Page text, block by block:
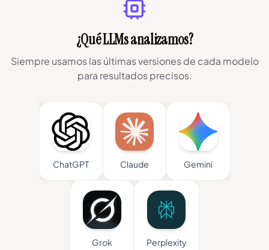
¿Qué LLMs analizamos?
Siempre usamos las últimas versiones de cada modelo
para resultados precisos.
ChatGPT Claude Gemini
Grok Perplexity